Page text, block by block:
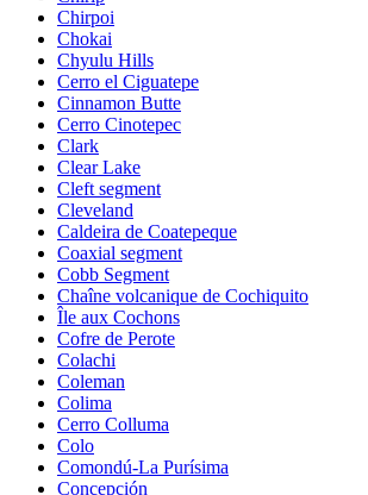
Chirpoi
Chokai
Chyulu Hills
Cerro el Ciguatepe
Cinnamon Butte
Cerro Cinotepec
Clark
Clear Lake
Cleft segment
Cleveland
Caldeira de Coatepeque
Coaxial segment
Cobb Segment
Chaîne volcanique de Cochiquito
Île aux Cochons
Cofre de Perote
Colachi
Coleman
Colima
Cerro Colluma
Colo
Comondú-La Purísima
Concepción